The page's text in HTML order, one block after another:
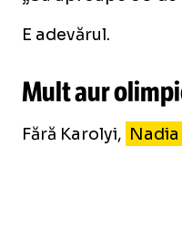
E adevărul.
Mult aur
Fără Karolyi,